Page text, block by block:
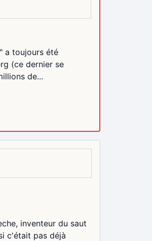
a toujours été
(ce dernier se
de...
inventeur du saut
c'était pas déjà